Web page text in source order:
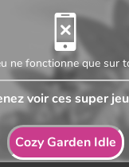
Cozy Garden Idle
ne fonctionne que sur
voir ces super